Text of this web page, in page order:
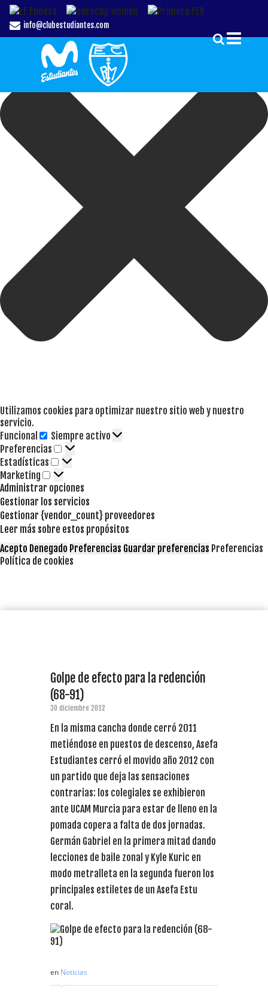
Gestionar el Consentimiento de las Cookies
Utilizamos cookies para optimizar nuestro sitio web y nuestro
servicio.
Funcional
Funcional
Siempre activo
Preferencias
Preferencias
Estadísticas Estadísticas
Marketing Marketing
Administrar opciones
Gestionar los servicios
Gestionar {vendor_count} proveedores
Leer más sobre estos propósitos
Acepto Denegado Preferencias Guardar preferencias Preferencias
Política de cookies
info@clubestudiantes.com
Golpe de efecto para la redención
(68-91)
30 diciembre 2012
En la misma cancha donde cerró 2011
metiéndose en puestos de descenso, Asefa
Estudiantes cerró el movido año 2012 con
un partido que deja las sensaciones
contrarias: los colegiales se exhibieron
ante UCAM Murcia para estar de lleno en la
pomada copera a falta de dos jornadas.
Germán Gabriel en la primera mitad dando
lecciones de baile zonal y Kyle Kuric en
modo metralleta en la segunda fueron los
principales estiletes de un Asefa Estu
coral.
en Noticias